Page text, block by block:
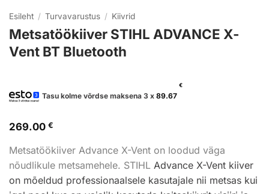
Esileht / Turvavarustus / Kiivrid
Metsatöökiiver STIHL ADVANCE X-
Vent BT Bluetooth
Tasu kolme võrdse maksena 3 x 89.67
€
269.00 €
Metsatöökiiver Advance X-Vent on loodud väga
nõudlikule metsamehele. STIHL Advance X-Vent kiiver
on mõeldud professionaalsele kasutajale nii metsas kui